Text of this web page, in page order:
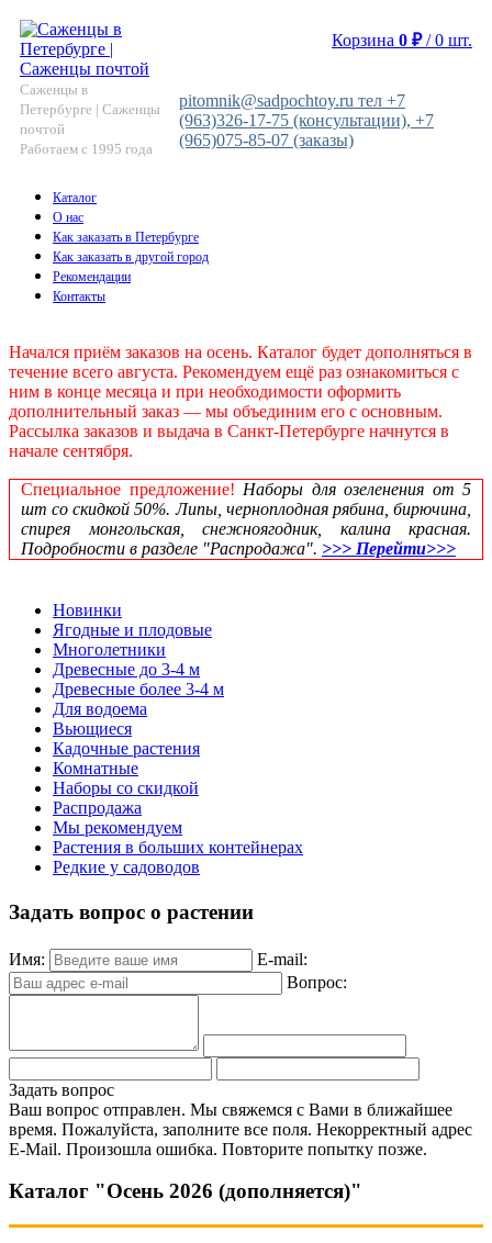
Саженцы в
Петербурге | Саженцы
почтой
Работаем с 1995 года
Корзина 0 ₽ /0 шт.
pitomnik@sadpochtoy.ru тел +7
(963)326-17-75 (консультации), +7
(965)075-85-07 (заказы)
Каталог
О нас
Как заказать в Петербурге
Как заказать в другой город
Рекомендации
Контакты
Начался приём заказов на осень. Каталог будет дополняться в
течение всего августа. Рекомендуем ещё раз ознакомиться с
ним в конце месяца и при необходимости оформить
дополнительный заказ — мы объединим его с основным.
Рассылка заказов и выдача в Санкт‑Петербурге начнутся в
начале сентября.
Специальное предложение! Наборы для озеленения от 5
шт со скидкой 50%. Липы, черноплодная рябина, бирючина,
спирея монгольская, снежноягодник, калина красная.
Подробности в разделе "Распродажа". >>> Перейти>>>
Новинки
Ягодные и плодовые
Многолетники
Древесные до 3-4 м
Древесные более 3-4 м
Для водоема
Вьющиеся
Кадочные растения
Комнатные
Наборы со скидкой
Распродажа
Мы рекомендуем
Растения в больших контейнерах
Редкие у садоводов
Задать вопрос о растении
Имя:
E-mail:
Вопрос:
Задать вопрос
Ваш вопрос отправлен. Мы свяжемся с Вами в ближайшее
время. Пожалуйста, заполните все поля. Некорректный адрес
E-Mail. Произошла ошибка. Повторите попытку позже.
Каталог "Осень 2026 (дополняется)"